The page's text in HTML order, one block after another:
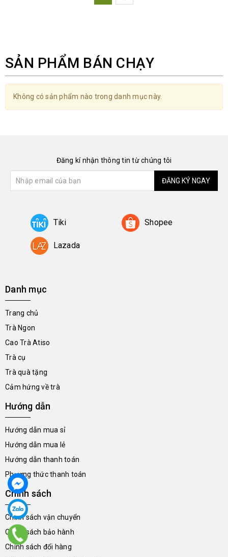
SẢN PHẨM BÁN CHẠY
Không có sản phẩm nào trong danh mục này.
Đăng kí nhận thông tin từ chúng tôi
ĐĂNG KÝ NGAY
Tiki Shopee
Lazada
Danh mục
Trang chủ
Trà Ngon
Cao Trà Atiso
Trà cụ
Trà quà tặng
Cảm hứng về trà
Hướng dẫn
Hướng dẫn mua sỉ
Hướng dẫn mua lẻ
Hướng dẫn thanh toán
Phương thức thanh toán
Chính sách
Chính sách vận chuyển
Chính sách bảo hành
Chính sách đổi hàng